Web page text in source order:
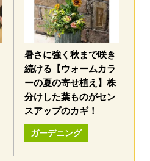
暑さに強く秋まで咲き
続ける【ウォームカラ
ーの夏の寄せ植え】株
分けした葉ものがセン
スアップのカギ！
ガーデニング